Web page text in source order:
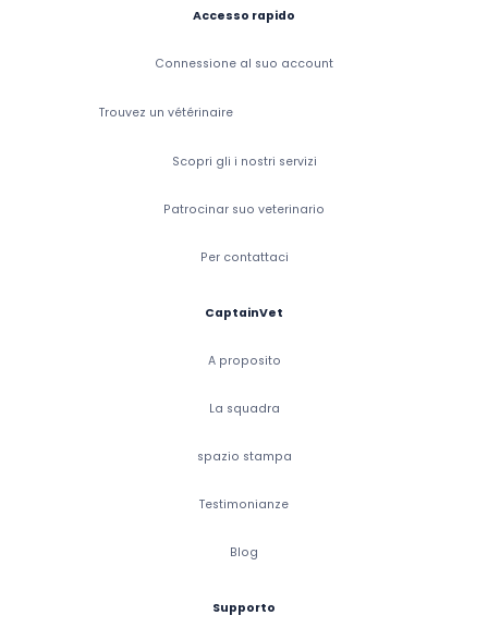
Accesso rapido
Connessione al suo account
Trouvez un vétérinaire
Scopri gli i nostri servizi
Patrocinar suo veterinario
Per contattaci
CaptainVet
A proposito
La squadra
spazio stampa
Testimonianze
Blog
Supporto